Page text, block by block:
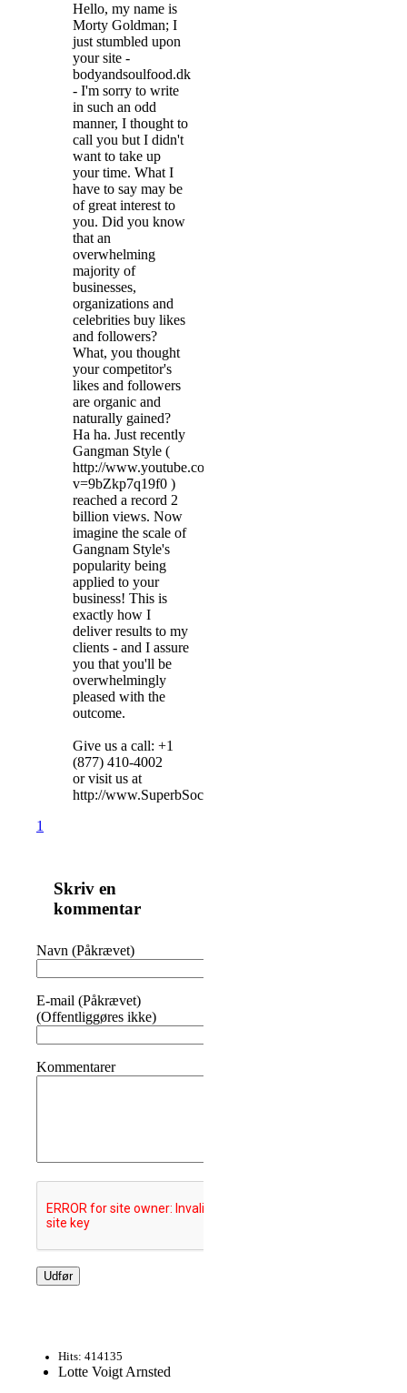
Hello, my name is
Morty Goldman; I
just stumbled upon
your site -
bodyandsoulfood.dk
- I'm sorry to write
in such an odd
manner, I thought to
call you but I didn't
want to take up
your time. What I
have to say may be
of great interest to
you. Did you know
that an
overwhelming
majority of
businesses,
organizations and
celebrities buy likes
and followers?
What, you thought
your competitor's
likes and followers
are organic and
naturally gained?
Ha ha. Just recently
Gangman Style (
http://www.youtube.com/watch?
v=9bZkp7q19f0 )
reached a record 2
billion views. Now
imagine the scale of
Gangnam Style's
popularity being
applied to your
business! This is
exactly how I
deliver results to my
clients - and I assure
you that you'll be
overwhelmingly
pleased with the
outcome.
Give us a call: +1
(877) 410-4002
or visit us at
http://www.SuperbSocial.net
1
Skriv en
kommentar
Navn (Påkrævet)
E-mail (Påkrævet)
(Offentliggøres ikke)
Kommentarer
Hits: 414135
Lotte Voigt Arnsted